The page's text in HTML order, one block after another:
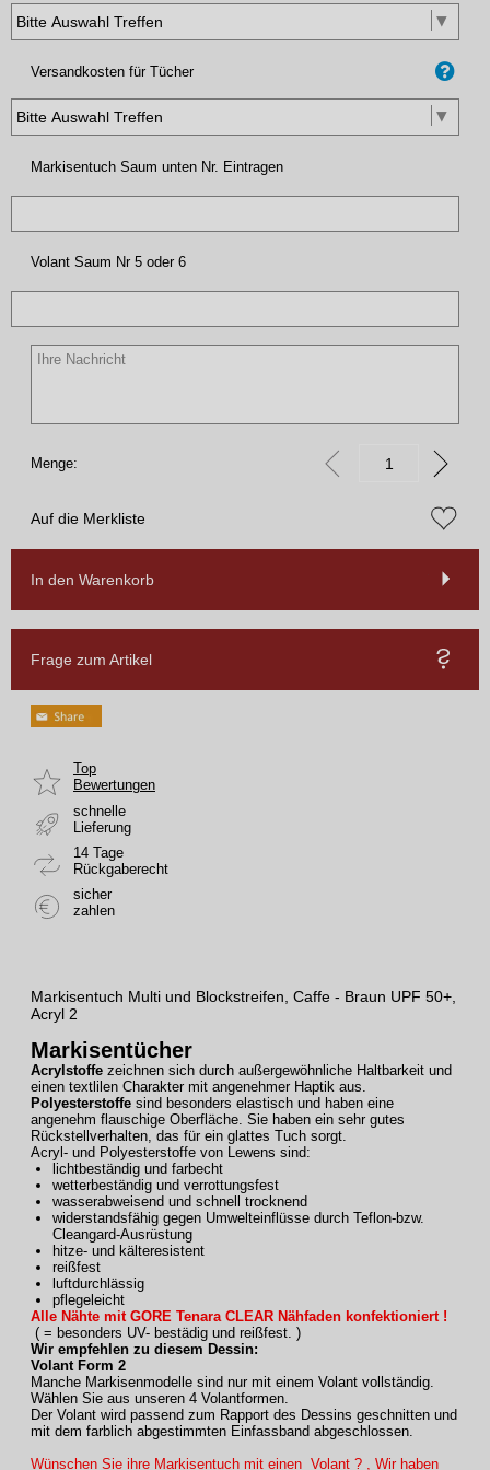
Versandkosten für Tücher
Markisentuch Saum unten Nr. Eintragen
Volant Saum Nr 5 oder 6
Menge:
Auf die Merkliste
In den Warenkorb
Frage zum Artikel
Top
Bewertungen
schnelle
Lieferung
14 Tage
Rückgaberecht
sicher
zahlen
Markisentuch Multi und Blockstreifen, Caffe - Braun UPF 50+,
Acryl 2
Markisentücher
Acrylstoffe zeichnen sich durch außergewöhnliche Haltbarkeit und
einen textlilen Charakter mit angenehmer Haptik aus.
Polyesterstoffe sind besonders elastisch und haben eine
angenehm flauschige Oberfläche. Sie haben ein sehr gutes
Rückstellverhalten, das für ein glattes Tuch sorgt.
Acryl- und Polyesterstoffe von Lewens sind:
lichtbeständig und farbecht
wetterbeständig und verrottungsfest
wasserabweisend und schnell trocknend
widerstandsfähig gegen Umwelteinflüsse durch Teflon-bzw.
Cleangard-Ausrüstung
hitze- und kälteresistent
reißfest
luftdurchlässig
pflegeleicht
Alle Nähte mit GORE Tenara CLEAR Nähfaden konfektioniert !
( = besonders UV- bestädig und reißfest. )
Wir empfehlen zu diesem Dessin:
Volant Form 2
Manche Markisenmodelle sind nur mit einem Volant vollständig.
Wählen Sie aus unseren 4 Volantformen.
Der Volant wird passend zum Rapport des Dessins geschnitten und
mit dem farblich abgestimmten Einfassband abgeschlossen.
Wünschen Sie ihre Markisentuch mit einen Volant ? , Wir haben